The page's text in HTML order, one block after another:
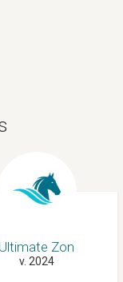
Ultimate Zon
v. 2024